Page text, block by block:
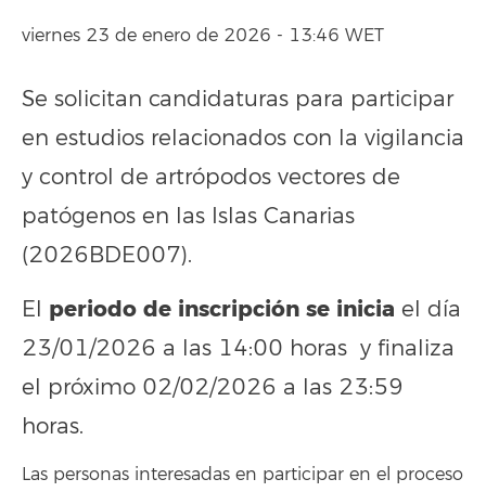
viernes 23 de enero de 2026 - 13:46 WET
Se solicitan candidaturas para participar
en estudios relacionados con la vigilancia
y control de artrópodos vectores de
patógenos en las Islas Canarias
(2026BDE007).
El periodo de inscripción se inicia el día
23/01/2026 a las 14:00 horas y finaliza
el próximo 02/02/2026 a las 23:59
horas.
Las personas interesadas en participar en el proceso